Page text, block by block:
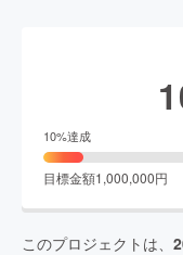
10%達成
目標金額1,000,000円
このプロジェクトは、